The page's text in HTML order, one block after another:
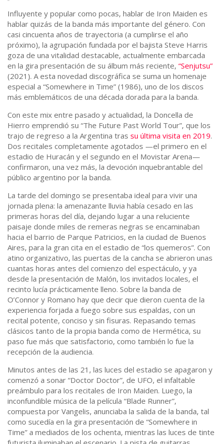
Influyente y popular como pocas, hablar de Iron Maiden es
hablar quizás de la banda más importante del género. Con
casi cincuenta años de trayectoria (a cumplirse el año
próximo), la agrupación fundada por el bajista Steve Harris
goza de una vitalidad destacable, actualmente embarcada
en la gira presentación de su álbum más reciente, “Senjutsu”
(2021). A esta novedad discográfica se suma un homenaje
especial a “Somewhere in Time” (1986), uno de los discos
más emblemáticos de una década dorada para la banda.
Con este mix entre pasado y actualidad, la Doncella de
Hierro emprendió su “The Future Past World Tour”, que los
trajo de regreso a la Argentina tras su última visita en 2019.
Dos recitales completamente agotados —el primero en el
estadio de Huracán y el segundo en el Movistar Arena—
confirmaron, una vez más, la devoción inquebrantable del
público argentino por la banda.
La tarde del domingo se presentaba ideal para vivir una
jornada plena: la amenazante lluvia había cesado en las
primeras horas del día, dejando lugar a una reluciente
paisaje donde miles de remeras negras se encaminaban
hacia el barrio de Parque Patricios, en la ciudad de Buenos
Aires, para la gran cita en el estadio de “los quemeros”. Con
atino organizativo, las puertas de la cancha se abrieron unas
cuantas horas antes del comienzo del espectáculo, y ya
desde la presentación de Malón, los invitados locales, el
recinto lucía prácticamente lleno. Sobre la banda de
O’Connor y Romano hay que decir que dieron cuenta de la
experiencia forjada a fuego sobre sus espaldas, con un
recital potente, conciso y sin fisuras. Repasando temas
clásicos tanto de la propia banda como de Hermética, su
paso fue más que satisfactorio, como también lo fue la
recepción de la audiencia.
Minutos antes de las 21, las luces del estadio se apagaron y
comenzó a sonar “Doctor Doctor”, de UFO, el infaltable
preámbulo para los recitales de Iron Maiden. Luego, la
inconfundible música de la película “Blade Runner”,
compuesta por Vangelis, anunciaba la salida de la banda, tal
como sucedía en la gira presentación de “Somewhere in
Time” a mediados de los ochenta, mientras las luces de tinte